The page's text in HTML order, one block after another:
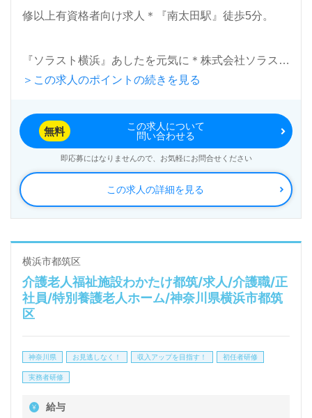
く＊
わせ/ご相談可能です。転職相談、求人紹介、年収交
渉など完全無料サービスをご利用いただけます。＜非
転職活動！お問い合わせお待ちしております。
修以上有資格者向け求人＊『南太田駅』徒歩5分。
『ソラスト横浜』あしたを元気に＊株式会社ソラスト
（本社：東京都港区）様の運営です。グループ全体社
拠点、介護事業所724拠点、保育園68拠
（※2024.5.15現在）『医療/介護/保育』のイノベーシ
ョンリーダーとして事業運営をされています。
◎ご利用者様へ笑顔の花束を！職員様同士の承認や賞
賛、明るい職場環境で”ご利用者様の笑顔のあした"を
つくる事業所様！◎
看護助手や介護職経験のある方をお迎えします。訪問
介護事業所での勤務経験は問いません。手厚いOJT/
も嬉しいポイント！『ご利用者様の毎日に笑顔を増や
したい、訪問スタイルで寄り添いたい』『日勤正社員
＞この求人のポイントの続きを見る
この求人の詳細を見る
無料
この求人について
問い合わせる
即応募にはなりませんので、お気軽にお問合せください
横浜市都筑区
介護老人福祉施設わかたけ都筑/求人/介護職/正
社員/特別養護老人ホーム/神奈川県横浜市都筑
区
神奈川県 お見逃しなく！ 収入アップを目指す！ 初任者研修
実務者研修
給与